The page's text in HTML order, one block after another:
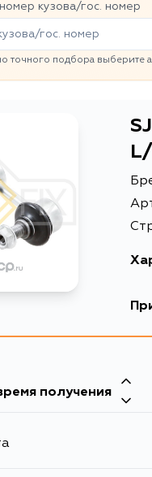
кузова/гос. номер
точного подбора выберите
получения